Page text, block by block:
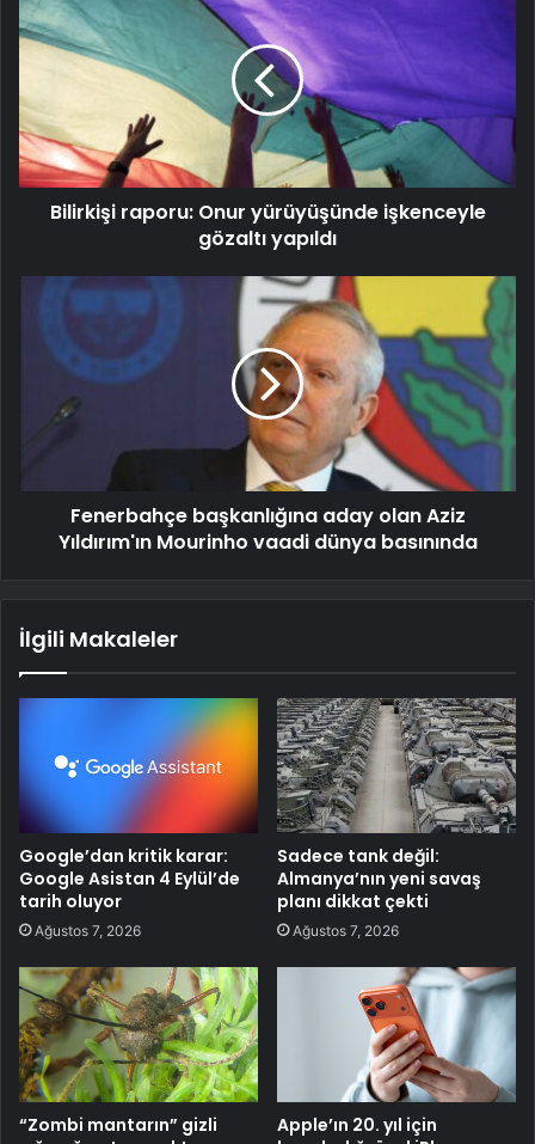
Bilirkişi raporu: Onur yürüyüşünde işkenceyle
gözaltı yapıldı
Fenerbahçe başkanlığına aday olan Aziz
Yıldırım'ın Mourinho vaadi dünya basınında
İlgili Makaleler
Google’dan kritik karar:
Google Asistan 4 Eylül’de
tarih oluyor
Ağustos 7, 2026
Sadece tank değil:
Almanya’nın yeni savaş
planı dikkat çekti
Ağustos 7, 2026
“Zombi mantarın” gizli
Apple’ın 20. yıl için